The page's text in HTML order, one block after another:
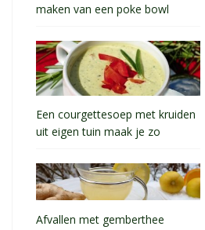
maken van een poke bowl
Een courgettesoep met kruiden
uit eigen tuin maak je zo
Afvallen met gemberthee